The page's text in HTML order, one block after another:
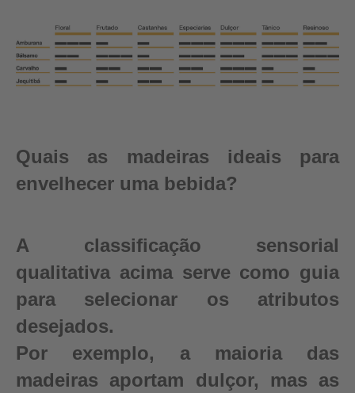
Quais as madeiras ideais para
envelhecer uma bebida?
A classificação sensorial
qualitativa acima serve como guia
para selecionar os atributos
desejados.
Por exemplo, a maioria das
madeiras aportam dulçor, mas as